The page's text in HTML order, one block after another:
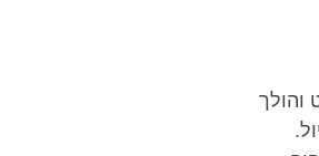
והולך